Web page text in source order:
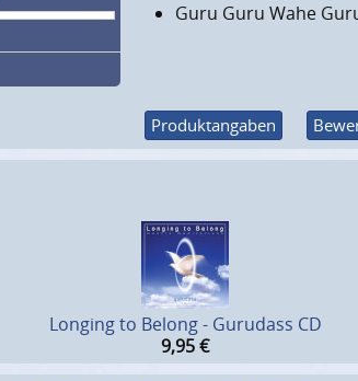
Guru Guru Wahe
Produktangaben
Longing to Belong - Gurudass CD
9,95€